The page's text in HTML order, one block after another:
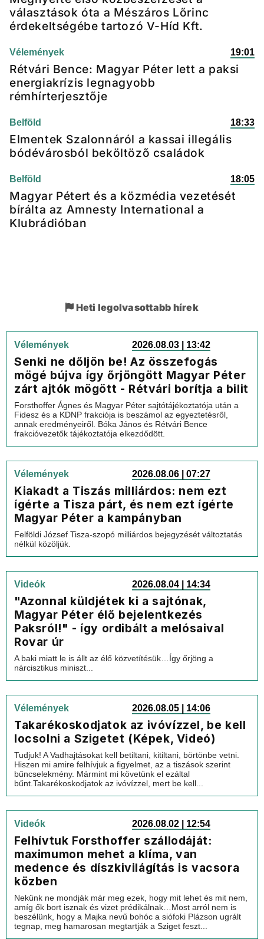
választások óta a Mészáros Lőrinc
érdekeltségébe tartozó V-Híd Kft.
Vélemények 19:01
Rétvári Bence: Magyar Péter lett a paksi
energiakrízis legnagyobb
rémhírterjesztője
Belföld 18:33
Elmentek Szalonnáról a kassai illegális
bódévárosból beköltöző családok
Belföld 18:05
Magyar Pétert és a közmédia vezetését
bírálta az Amnesty International a
Klubrádióban
Heti legolvasottabb hírek
Vélemények 2026.08.03 | 13:42
Senki ne dőljön be! Az összefogás
mögé bújva így őrjöngött Magyar Péter
zárt ajtók mögött - Rétvári borítja a bilit
Forsthoffer Ágnes és Magyar Péter sajtótájékoztatója után a
Fidesz és a KDNP frakciója is beszámol az egyeztetésről,
annak eredményeiről. Bóka János és Rétvári Bence
frakcióvezetők tájékoztatója elkezdődött.
Vélemények 2026.08.06 | 07:27
Kiakadt a Tiszás milliárdos: nem ezt
ígérte a Tisza párt, és nem ezt ígérte
Magyar Péter a kampányban
Felföldi József Tisza-szopó milliárdos bejegyzését változtatás
nélkül közöljük.
Videók 2026.08.04 | 14:34
"Azonnal küldjétek ki a sajtónak,
Magyar Péter élő bejelentkezés
Paksról!" - így ordibált a melósaival
Rovar úr
A baki miatt le is állt az élő közvetítésük…Így őrjöng a
nárcisztikus miniszt...
Vélemények 2026.08.05 | 14:06
Takarékoskodjatok az ivóvízzel, be kell
locsolni a Szigetet (Képek, Videó)
Tudjuk! A Vadhajtásokat kell betiltani, kitiltani, börtönbe vetni.
Hiszen mi amire felhívjuk a figyelmet, az a tiszások szerint
bűncselekmény. Mármint mi követünk el ezáltal
bűnt.Takarékoskodjatok az ivóvízzel, mert be kell...
Videók 2026.08.02 | 12:54
Felhívtuk Forsthoffer szállodáját:
maximumon mehet a klíma, van
medence és díszkivilágítás is vacsora
közben
Nekünk ne mondják már meg ezek, hogy mit lehet és mit nem,
amíg ők bort isznak és vizet prédikálnak…Most arról nem is
beszélünk, hogy a Majka nevű bohóc a siófoki Plázson ugrált
tegnap, meg hamarosan megtartják a Sziget feszt...